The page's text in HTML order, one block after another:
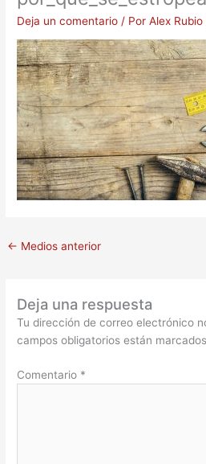
Deja un comentario / PorAlex Rubio
← Medios anterior
Deja una respuesta
Tu dirección de correo electrónico
campos obligatorios están
Comentario *